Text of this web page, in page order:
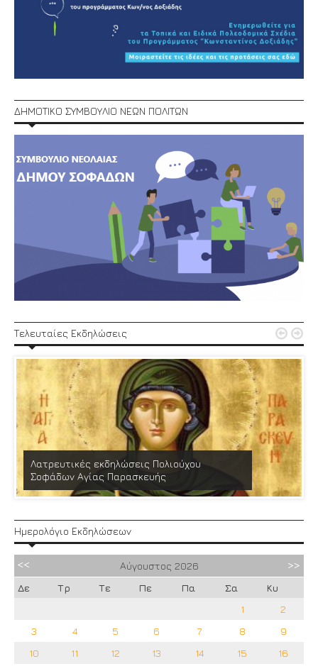
ΔΗΜΟΤΙΚΟ ΣΥΜΒΟΥΛΙΟ ΝΕΩΝ ΠΟΛΙΤΩΝ
Τελευταίες Εκδηλώσεις
Λατρευτικές εκδηλώσεις Πολιούχου
Σοφάδων Αγίας Παρασκευής
 
Ημερολόγιο Εκδηλώσεων
Αύγουστος 2026
Δε
Τρ Τε Πε Πα Σα
Κυ
1
2
3
4 5 6 7 8
9
10
11 12 13 14 15
16